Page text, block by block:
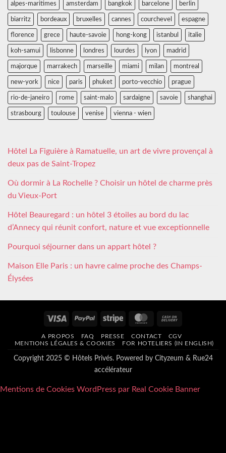
alpes-maritimes amsterdam bangkok barcelone berlin
biarritz bordeaux bruxelles cannes courchevel espagne
florence grece haute-savoie hong-kong istanbul italie
koh-samui lisbonne londres lourdes lyon madrid
majorque marrakech marseille miami milan montreal
new-york nice paris phuket porto-vecchio prague
rio-de-janeiro rome saint-malo sardaigne savoie shanghai
strasbourg toulouse venise vienna - wien
Hôtel La Figuière à Ramatuelle, un art de vivre provençal à
deux pas de Saint-Tropez
Où dormir à La Rochelle ? Choisir un hôtel de charme près
du Vieux-Port
Hôtel Beauregard : un hôtel 3 étoiles au bord du lac
d’Annecy qui réunit confort, nature et vue exceptionnelle
Pourquoi séjourner dans un appart hôtel ?
Maison Elle Paris : un havre calme proche des Champs-
Élysées
Visa PayPal Stripe MasterCard
Delivery
A PROPOS FAQ PRESSE CONTACT
CGV
MENTIONS LÉGALES & COOKIES
FOR HOTELIERS (IN ENGLISH)
Copyright 2025 © Hôtels Privés. Powered by Cityzeum & Rue24
accélérateur
Mentions de Cookies WordPress par Real Cookie Banner